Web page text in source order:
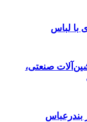
با لباس
صنعتی،
بندرعباس